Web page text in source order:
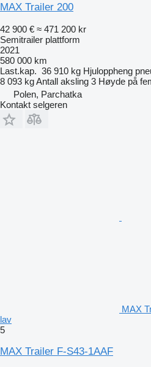
MAX Trailer 200
42 900 € ≈ 471 200 kr
Semitrailer plattform
2021
580 000 km
Last.kap. 36 910 kg Hjuloppheng
8 093 kgAntall aksling 3 Høyde på
Polen, Parchatka
Kontakt selgeren
MAX
lav
5
MAX Trailer F-S43-1AAF